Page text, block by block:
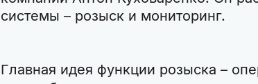
системы – розыск и мониторинг.
Главная идея функции розыска –